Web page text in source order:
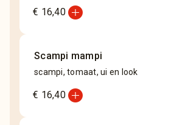
€ 16,40add_circle
Scampi mampi
scampi, tomaat, ui en look
€ 16,40add_circle